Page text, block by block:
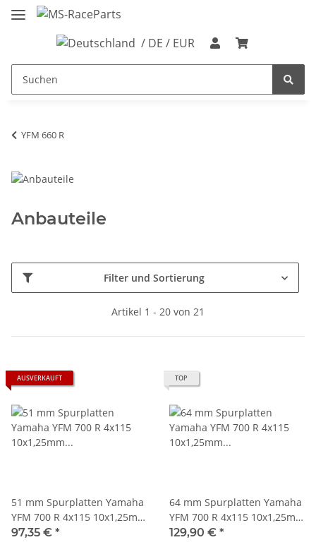
/ DE / EUR
YFM 660 R
Anbauteile
Filter und Sortierung
Artikel 1 - 20 von 21
AUSVERKAUFT
51 mm Spurplatten Yamaha
YFM 700 R 4x115 10x1,25mm
2" Spurverbreiterung
97,35 € *
TOP
64 mm Spurplatten Yamaha
YFM 700 R 4x115 10x1,25mm
2,5" Spurverbreiterung
129,90 € *